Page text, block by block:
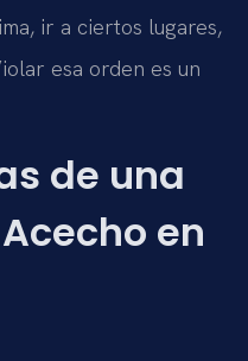
ir a ciertos lugares,
esa orden es un
de una
en